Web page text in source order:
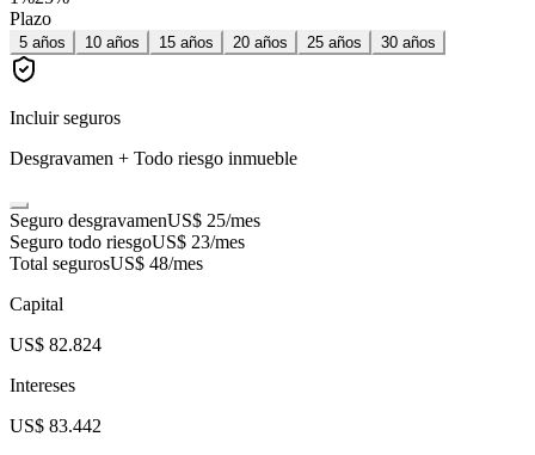
Plazo
5 años 10 años 15 años 20 años 25 años 30 años
Incluir seguros
Desgravamen + Todo riesgo inmueble
Seguro desgravamenUS$ 25/mes
Seguro todo riesgoUS$ 23/mes
Total segurosUS$ 48/mes
Capital
US$ 82.824
Intereses
US$ 83.442